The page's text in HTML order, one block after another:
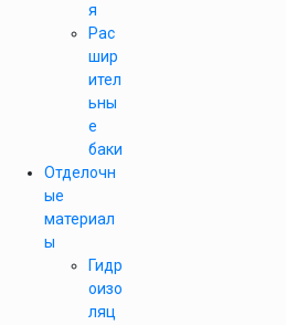
я
Рас
шир
ител
ьны
е
баки
Отделочн
ые
материал
ы
Гидр
оизо
ляц